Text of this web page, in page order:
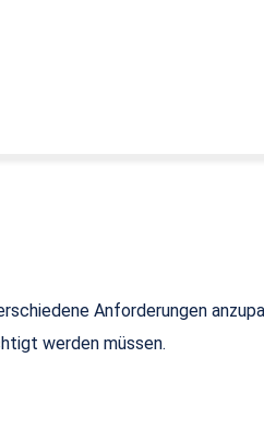
Anforderungen
werden müssen.